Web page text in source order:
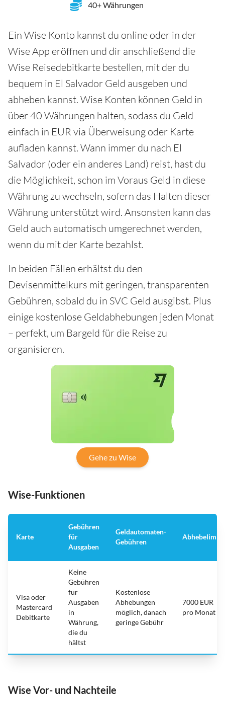
40+ Währungen
Ein Wise Konto kannst du online oder in der
Wise App eröffnen und dir anschließend die
Wise Reisedebitkarte bestellen, mit der du
bequem in El Salvador Geld ausgeben und
abheben kannst. Wise Konten können Geld in
über 40 Währungen halten, sodass du Geld
einfach in EUR via Überweisung oder Karte
aufladen kannst. Wann immer du nach El
Salvador (oder ein anderes Land) reist, hast du
die Möglichkeit, schon im Voraus Geld in diese
Währung zu wechseln, sofern das Halten dieser
Währung unterstützt wird. Ansonsten kann das
Geld auch automatisch umgerechnet werden,
wenn du mit der Karte bezahlst.
In beiden Fällen erhältst du den
Devisenmittelkurs mit geringen, transparenten
Gebühren, sobald du in SVC Geld ausgibst. Plus
einige kostenlose Geldabhebungen jeden Monat
– perfekt, um Bargeld für die Reise zu
organisieren.
Gehe zu Wise
Wise-Funktionen
Karte
Gebühren
für
Ausgaben
Geldautomaten-
Gebühren
Abhebelimit
Visa oder
Mastercard
Debitkarte
Keine
Gebühren
für
Ausgaben
in
Währung,
die du
hältst
Kostenlose
Abhebungen
möglich, danach
geringe Gebühr
7000 EUR
pro Monat
Wise Vor- und Nachteile